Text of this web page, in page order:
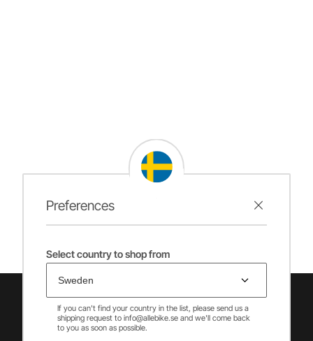
Preferences
Select country to shop from
If you can't find your country in the list, please send us a
shipping request to info@allebike.se and we'll come back
to you as soon as possible.